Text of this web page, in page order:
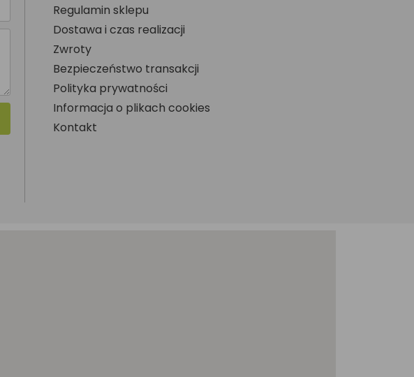
Regulamin sklepu
Dostawa i czas realizacji
Zwroty
Bezpieczeństwo transakcji
Polityka prywatności
Informacja o plikach cookies
Kontakt